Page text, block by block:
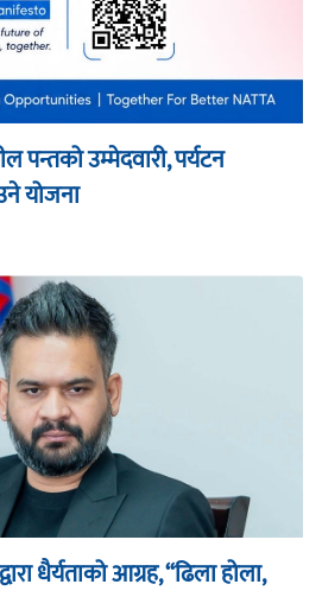
पन्तको उम्मेदवारी, पर्यटन
योजना
धैर्यताको आग्रह, “ढिला होला,